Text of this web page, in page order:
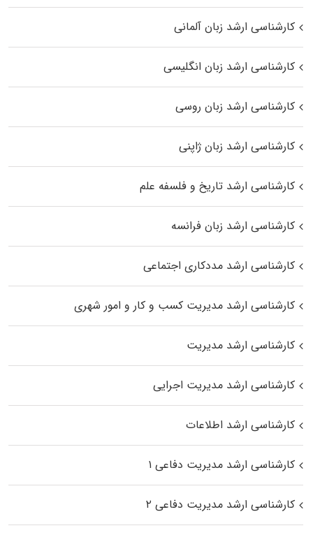
کارشناسی ارشد زبان آلمانی
کارشناسی ارشد زبان انگلیسی
کارشناسی ارشد زبان روسی
کارشناسی ارشد زبان ژاپنی
کارشناسی ارشد تاریخ و فلسفه علم
کارشناسی ارشد زبان فرانسه
کارشناسی ارشد مددکاری اجتماعی
کارشناسی ارشد مدیریت کسب و کار و امور شهری
کارشناسی ارشد مدیریت
کارشناسی ارشد مدیریت اجرایی
کارشناسی ارشد اطلاعات
کارشناسی ارشد مدیریت دفاعی ۱
کارشناسی ارشد مدیریت دفاعی ۲